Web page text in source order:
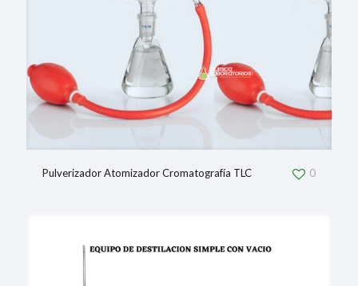
Pulverizador Atomizador Cromatografía TLC 0